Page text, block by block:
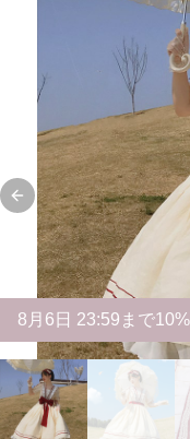
Previous slide
8 月 6 日 23:59まで